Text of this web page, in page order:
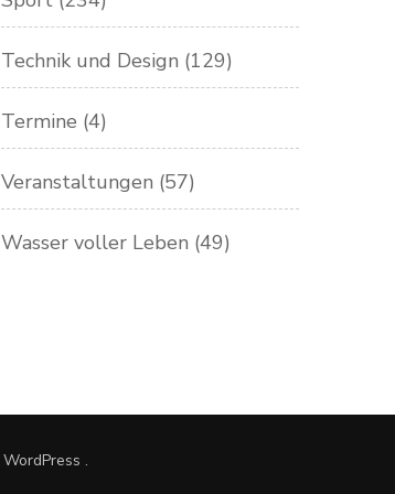
Technik und Design (129)
Termine (4)
Veranstaltungen (57)
Wasser voller Leben (49)
WordPress .